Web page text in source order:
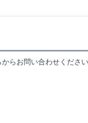
らお問い合わせください